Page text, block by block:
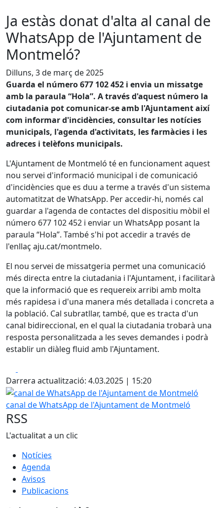
Ja estàs donat d'alta al canal de
WhatsApp de l'Ajuntament de
Montmeló?
Dilluns, 3 de març de 2025
Guarda el número 677 102 452 i envia un missatge
amb la paraula “Hola”. A través d'aquest número la
ciutadania pot comunicar-se amb l'Ajuntament així
com informar d'incidències, consultar les notícies
municipals, l'agenda d'activitats, les farmàcies i les
adreces i telèfons municipals.
L'Ajuntament de Montmeló té en funcionament aquest
nou servei d'informació municipal i de comunicació
d'incidències que es duu a terme a través d'un sistema
automatitzat de WhatsApp. Per accedir-hi, només cal
guardar a l'agenda de contactes del dispositiu mòbil el
número 677 102 452 i enviar un WhatsApp posant la
paraula “Hola”. També s'hi pot accedir a través de
l'enllaç aju.cat/montmelo.
El nou servei de missatgeria permet una comunicació
més directa entre la ciutadania i l'Ajuntament, i facilitarà
que la informació que es requereix arribi amb molta
més rapidesa i d'una manera més detallada i concreta a
la població. Cal subratllar, també, que es tracta d'un
canal bidireccional, en el qual la ciutadania trobarà una
resposta personalitzada a les seves demandes i podrà
establir un diàleg fluid amb l'Ajuntament.
Darrera actualització: 4.03.2025 | 15:20
canal de WhatsApp de l'Ajuntament de Montmeló
canal de WhatsApp de l'Ajuntament de Montmeló
RSS
L'actualitat a un clic
Notícies
Agenda
Avisos
Publicacions